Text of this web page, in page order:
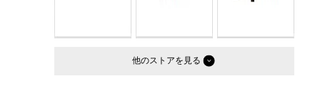
他のストア